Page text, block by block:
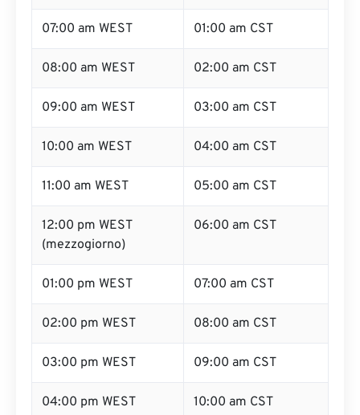
07:00 am WEST 01:00 am CST
08:00 am WEST 02:00 am CST
09:00 am WEST 03:00 am CST
10:00 am WEST 04:00 am CST
11:00 am WEST 05:00 am CST
12:00 pm WEST
(mezzogiorno)
06:00 am CST
01:00 pm WEST 07:00 am CST
02:00 pm WEST 08:00 am CST
03:00 pm WEST 09:00 am CST
04:00 pm WEST 10:00 am CST